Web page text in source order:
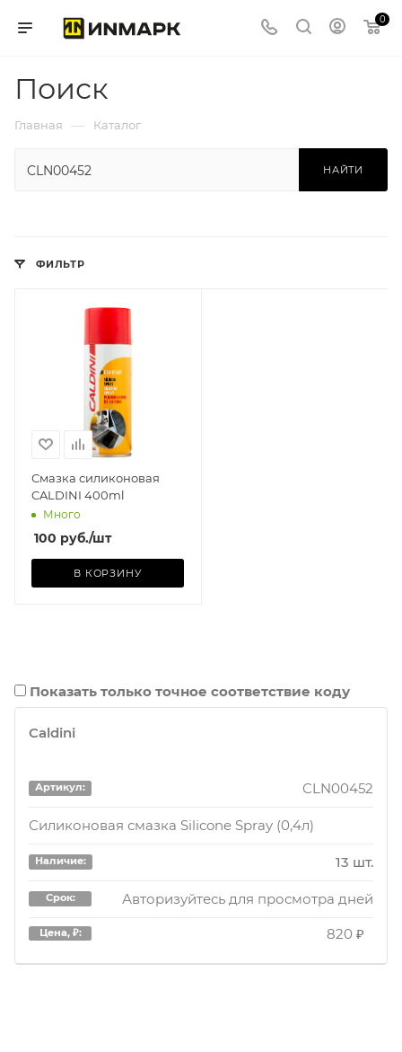
0
Поиск
Главная — Каталог
НАЙТИ
ФИЛЬТР
Смазка силиконовая
CALDINI 400ml
Много
100 руб./шт
В КОРЗИНУ
Показать только точное соответствие коду
Caldini
Артикул: CLN00452
Силиконовая смазка Silicone Spray (0,4л)
Наличие: 13 шт.
Срок: Авторизуйтесь для просмотра дней
Цена, ₽: 820 ₽